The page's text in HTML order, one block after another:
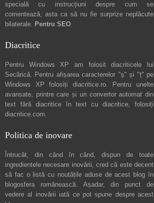
specială cu instrucțiuni despre cum se
comentează, asta ca să nu fie surprize neplăcute
bilaterale. Pentru SEO.
Diacritice
Pentru Windows XP am folosit diacriticele lui
Secărică. Pentru afișarea caracterelor "ș" și "ț" pe
Windows XP folosiți diacritice.ro. Pentru unelte
avansate, printre care și un convertor automat din
text fără diacritice în text cu diacritice, folosiți
diacritice.com.
Politica de inovare
Întrucât, din când în când, dispun de toate
ingredientele necesare inovării, cred că este decent
să fac o listă cu noutățile aduse de acest blog în
blogosfera românească. Așadar, din punct de
vedere al inovării iată ce pot spune despre acest